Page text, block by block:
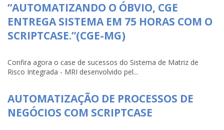
“AUTOMATIZANDO O ÓBVIO, CGE
ENTREGA SISTEMA EM 75 HORAS COM O
SCRIPTCASE.”(CGE-MG)
Confira agora o case de sucessos do Sistema de Matriz de
Risco Integrada - MRI desenvolvido pel...
AUTOMATIZAÇÃO DE PROCESSOS DE
NEGÓCIOS COM SCRIPTCASE